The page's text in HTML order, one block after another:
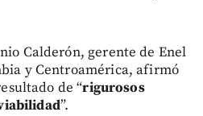
Calderón, gerente de Enel
y Centroamérica, afirmó
de “rigurosos
”.